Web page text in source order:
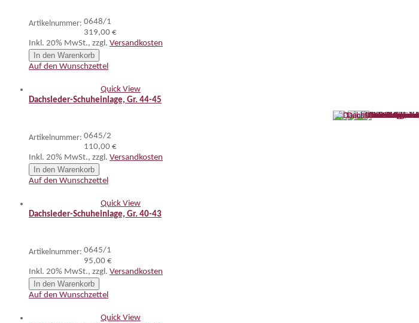
Artikelnummer: 0648/1
319,00 €
Inkl. 20% MwSt., zzgl. Versandkosten
In den Warenkorb
Auf den Wunschzettel
Quick View
Dachsleder-Schuheinlage, Gr. 44-45
Artikelnummer: 0645/2
110,00 €
Inkl. 20% MwSt., zzgl. Versandkosten
In den Warenkorb
Auf den Wunschzettel
Quick View
Dachsleder-Schuheinlage, Gr. 40-43
Artikelnummer: 0645/1
95,00 €
Inkl. 20% MwSt., zzgl. Versandkosten
In den Warenkorb
Auf den Wunschzettel
Quick View